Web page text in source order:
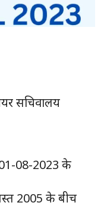
सचिवालय
08-2023 के
2005 के बीच